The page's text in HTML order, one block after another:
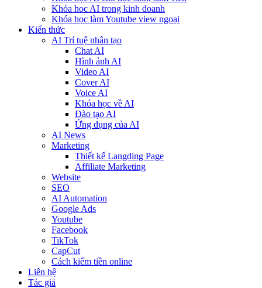
Khóa hoc AI trong kinh doanh
Khóa học làm Youtube view ngoại
Kiến thức
AI Trí tuệ nhân tạo
Chat AI
Hình ảnh AI
Video AI
Cover AI
Voice AI
Khóa học về AI
Đào tạo AI
Ứng dụng của AI
AI News
Marketing
Thiết kế Langding Page
Affiliate Marketing
Website
SEO
AI Automation
Google Ads
Youtube
Facebook
TikTok
CapCut
Cách kiếm tiền online
Liên hệ
Tác giả